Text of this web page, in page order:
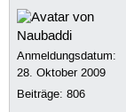
Anmeldungsdatum:
28. Oktober 2009
Beiträge:806